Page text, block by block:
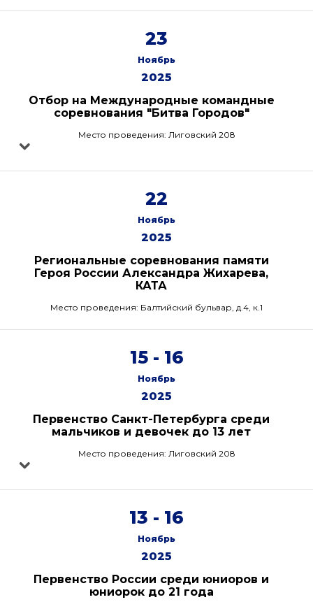
23
Ноябрь
2025
Отбор на Международные командные
соревнования "Битва Городов"
Место проведения: Лиговский 208
22
Ноябрь
2025
Региональные соревнования памяти
Героя России Александра Жихарева,
КАТА
Место проведения: Балтийский бульвар, д.4, к.1
15 - 16
Ноябрь
2025
Первенство Санкт-Петербурга среди
мальчиков и девочек до 13 лет
Место проведения: Лиговский 208
13 - 16
Ноябрь
2025
Первенство России среди юниоров и
юниорок до 21 года